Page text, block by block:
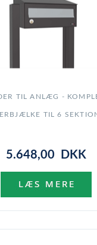
TIL ANLÆG -
TIL 6
5.648,00 DKK